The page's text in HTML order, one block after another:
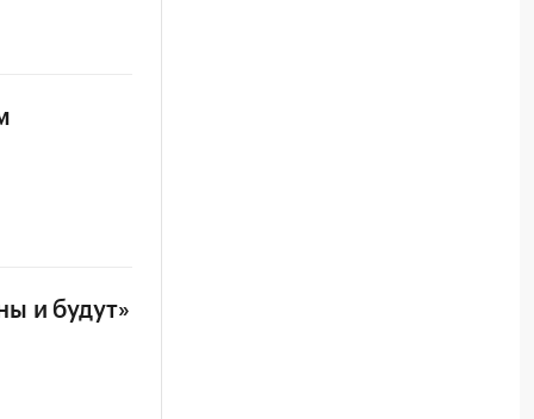
и будут»